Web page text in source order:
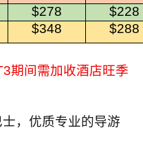
$278
$228
$348 $288
期间需加收酒店旺季
，优质专业的导游